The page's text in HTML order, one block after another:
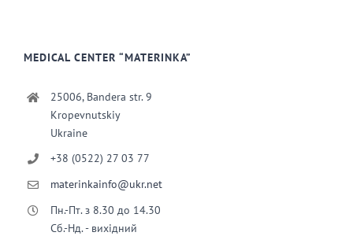
MEDICAL CENTER “MATERINKA”
25006, Bandera str. 9
Kropevnutskiy
Ukraine
+38 (0522) 27 03 77
materinkainfo@ukr.net
Пн.-Пт. з 8.30 до 14.30
Сб.-Нд. - вихідний